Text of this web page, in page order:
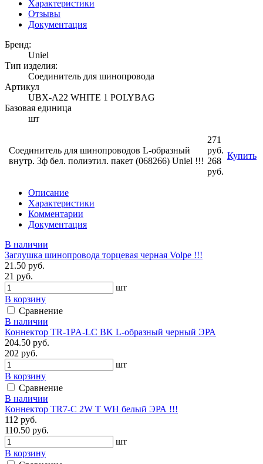
Характеристики
Отзывы
Документация
Бренд:
Uniel
Тип изделия:
Соединитель для шинопровода
Артикул
UBX-A22 WHITE 1 POLYBAG
Базовая единица
шт
Соединитель для шинопроводов L-образный
внутр. 3ф бел. полиэтил. пакет (068266) Uniel !!!
271
руб.
268
руб.
Купить
Описание
Характеристики
Комментарии
Документация
В наличии
Заглушка шинопровода торцевая черная Volpe !!!
21.50 руб.
21 руб.
шт
В корзину
Сравнение
В наличии
Коннектор TR-1PA-LС BK L-образный черный ЭРА
204.50 руб.
202 руб.
шт
В корзину
Сравнение
В наличии
Коннектор TR7-C 2W T WH белый ЭРА !!!
112 руб.
110.50 руб.
шт
В корзину